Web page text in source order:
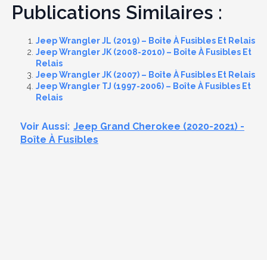
Publications Similaires :
Jeep Wrangler JL (2019) – Boîte À Fusibles Et Relais
Jeep Wrangler JK (2008-2010) – Boîte À Fusibles Et
Relais
Jeep Wrangler JK (2007) – Boîte À Fusibles Et Relais
Jeep Wrangler TJ (1997-2006) – Boîte À Fusibles Et
Relais
Voir Aussi: Jeep Grand Cherokee (2020-2021) -
Boîte À Fusibles